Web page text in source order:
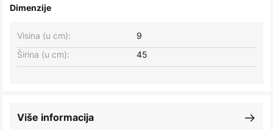
Dimenzije
Širina (u cm): 45
Visina (u cm): 9
Više informacija